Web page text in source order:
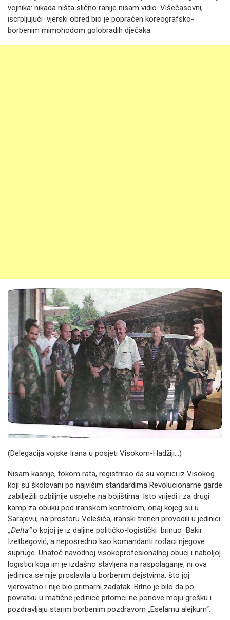
vojnika: nikada ništa slično ranije nisam vidio. Višečasovni,
iscrpljujući vjerski obred bio je popraćen koreografsko-
borbenim mimohodom golobradih dječaka.
(Delegacija vojske Irana u posjeti Visokom-Hadžiji...)
Nisam kasnije, tokom rata, registrirao da su vojnici iz Visokog
koji su školovani po najvišim standardima Revolucionarne garde
zabilježili ozbiljnije uspjehe na bojištima. Isto vrijedi i za drugi
kamp za obuku pod iranskom kontrolom, onaj kojeg su u
Sarajevu, na prostoru Velešića, iranski treneri provodili u jedinici
„Delta“o kojoj je iz daljine političko-logistički brinuo Bakir
Izetbegović, a neposredno kao komandanti rođaci njegove
supruge. Unatoč navodnoj visokoprofesionalnoj obuci i naboljoj
logistici koja im je izdašno stavljena na raspolaganje, ni ova
jedinica se nije proslavila u borbenim dejstvima, što joj
vjerovatno i nije bio primarni zadatak. Bitno je bilo da po
povratku u matične jedinice pitomci ne ponove moju grešku i
pozdravljaju starim borbenim pozdravom „Eselamu alejkum“.